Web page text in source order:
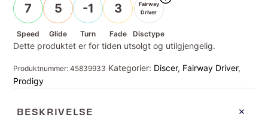
7
Speed
5
Glide
-1
Turn
3
Fade
Fairway
Driver
Disctype
Dette produktet er for tiden utsolgt og utilgjengelig.
Produktnummer:45839933 Kategorier: Discer, Fairway Driver,
Prodigy
BESKRIVELSE